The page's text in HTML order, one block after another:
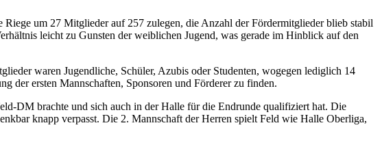
um 27 Mitglieder auf 257 zulegen, die Anzahl der Fördermitglieder blieb stabil
leicht zu Gunsten der weiblichen Jugend, was gerade im Hinblick auf den
waren Jugendliche, Schüler, Azubis oder Studenten, wogegen lediglich 14
der ersten Mannschaften, Sponsoren und Förderer zu finden.
DM brachte und sich auch in der Halle für die Endrunde qualifiziert hat. Die
knapp verpasst. Die 2. Mannschaft der Herren spielt Feld wie Halle Oberliga,